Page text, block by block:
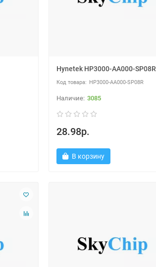
Hynetek HP3000-AA000-SP08R
HP3000-AA000-SP08R
3085
28.98р.
В корзину